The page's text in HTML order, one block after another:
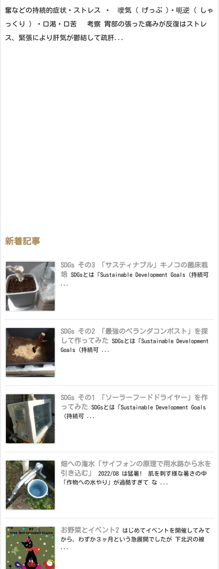
奮などの持続的症状・ストレス ・ 噯気 ( げっぷ )・呃逆（ しゃ
っくり ）・口渇・口苦 考察 胃部の張った痛みが反復はストレ
ス、緊張により肝気が鬱結して疏肝...
新着記事
SDGs その3 「サスティナブル」キノコの菌床栽
培 SDGsとは「Sustainable Development Goals（持続可
SDGs その2 「最強のベランダコンポスト」を探
して作ってみた
SDGsとは「Sustainable Development
Goals（持続可 ...
SDGs その1 「ソーラーフードドライヤー」を作
ってみた
SDGsとは「Sustainable Development Goals
（持続可 ...
畑への潅水「サイフォンの原理で用水路から水を
引き込む」
2022/08 は猛暑! 肌を刺す様な暑さの中
「作物への水やり」が過酷すぎて な ...
お野菜とイベント2
はじめてイベントを開催してみて
から、わずか３ヶ月という急展開でしたが 下北沢の線